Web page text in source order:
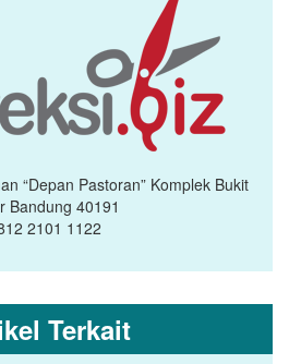
“Depan Pastoran” Komplek Bukit
Bandung 40191
2101 1122
Terkait